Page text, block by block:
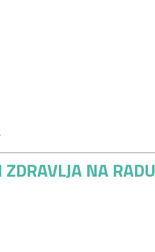
NA RADU